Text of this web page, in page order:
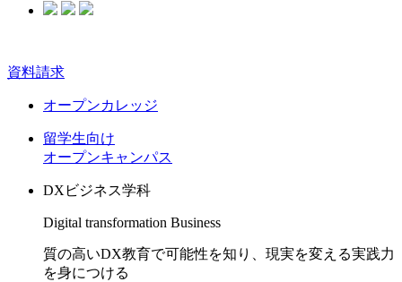
資料請求
オープンカレッジ
留学生向け
オープンキャンパス
DXビジネス学科
Digital transformation Business
質の高いDX教育で可能性を知り、現実を変える実践力
を身につける